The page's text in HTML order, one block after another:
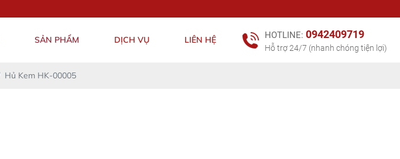
SẢN PHẨM DỊCH VỤ LIÊN HỆ HOTLINE: 0942409719
Hỗ trợ 24/7 (nhanh chóng tiện lợi)
Hủ Kem HK-00005